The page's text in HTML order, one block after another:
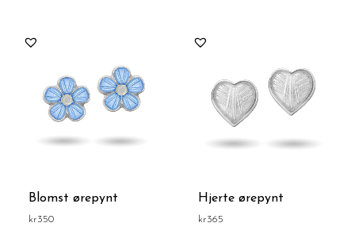
Blomst ørepynt
kr350
Hjerte ørepynt
kr365